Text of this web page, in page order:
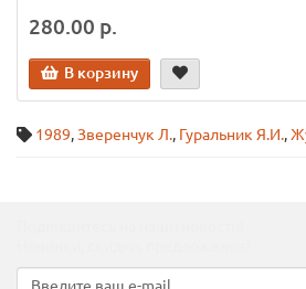
280.00 р.
В корзину
1989,Зверенчук Л., Гуральник Я.И.,